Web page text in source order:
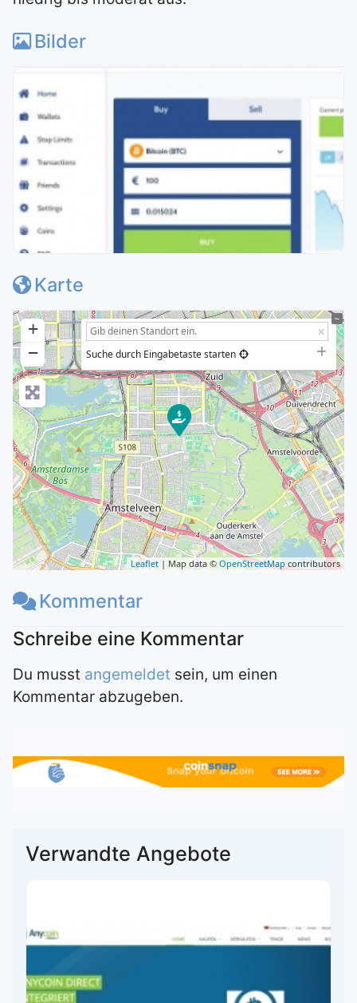
Bilder
Karte
+
−
Suche durch Eingabetaste starten
Leaflet | Map data © OpenStreetMap contributors
Kommentar
Du musst angemeldet sein, um einen
Kommentar abzugeben.
Verwandte Angebote